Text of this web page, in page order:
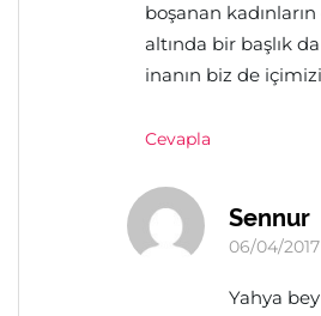
boşanan
altında bir başlık da
inanın biz de
Cevapla
Sennur
06/04/2017
Yahya